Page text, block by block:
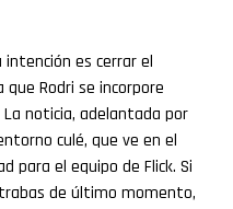
es cerrar el
Rodri se incorpore
noticia, adelantada por
culé, que ve en el
para el equipo de Flick. Si
de último momento,